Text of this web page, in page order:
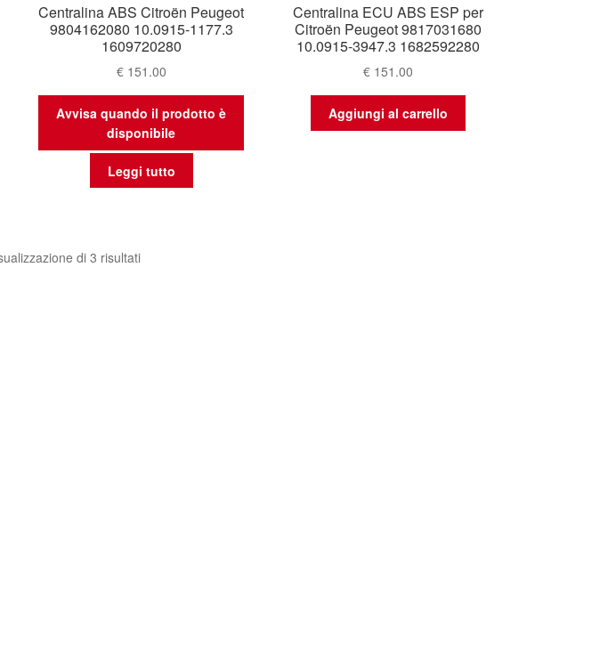
Centralina ABS Citroën Peugeot
9804162080 10.0915-1177.3
1609720280
€151.00
Avvisa quando il prodotto è
disponibile
Leggi tutto
Centralina ECU ABS ESP per
Citroën Peugeot 9817031680
10.0915-3947.3 1682592280
€ 151.00
Aggiungi al carrello
di 3 risultatiOrdina